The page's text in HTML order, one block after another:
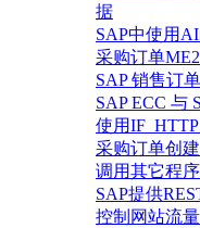
据
SAP中使用
采购订单
SAP 销售订
SAP ECC 与
使用
采购订单创建
调用其它程
SAP提供
控制网站流